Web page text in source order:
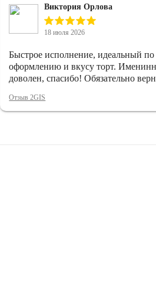
Виктория Орлова
18 июля 2026
Быстрое исполнение, идеальный по
оформлению и вкусу торт.
доволен, спасибо! Обязательно
Отзыв 2GIS